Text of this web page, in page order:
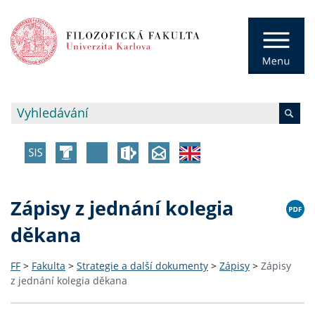
Zápisy z jednání kolegia
děkana
FF > Fakulta > Strategie a další dokumenty > Zápisy > Zápisy
z jednání kolegia děkana